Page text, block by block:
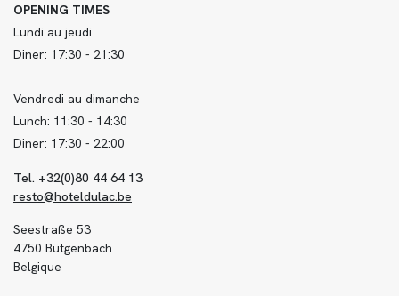
OPENING TIMES
Lundi au jeudi
Diner: 17:30 - 21:30
Vendredi au dimanche
Lunch: 11:30 - 14:30
Diner: 17:30 - 22:00
Tel. +32(0)80 44 64 13
resto@hoteldulac.be
Seestraße 53
4750 Bütgenbach
Belgique